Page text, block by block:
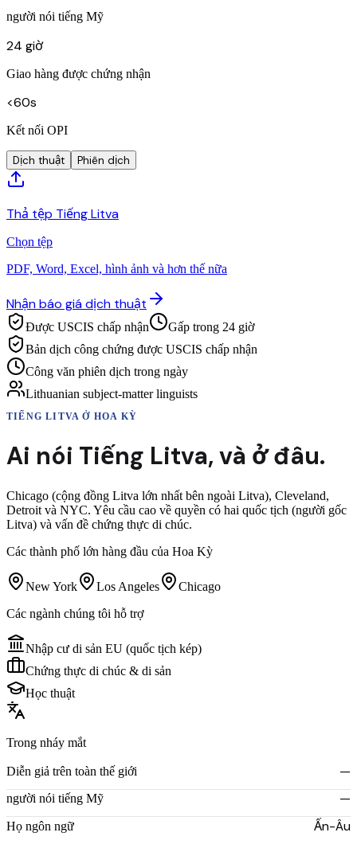
người nói tiếng Mỹ
24 giờ
Giao hàng được chứng nhận
<60s
Kết nối OPI
Dịch thuật Phiên dịch
Thả tệp Tiếng Litva
Chọn tệp
PDF, Word, Excel, hình ảnh và hơn thế nữa
Nhận báo giá dịch thuật
Được USCIS chấp nhận
Gấp trong 24 giờ
Bản dịch công chứng được USCIS chấp nhận
Công văn phiên dịch trong ngày
Lithuanian subject-matter linguists
TIẾNG LITVA Ở HOA KỲ
Ai nói Tiếng Litva, và ở đâu.
Chicago (cộng đồng Litva lớn nhất bên ngoài Litva), Cleveland,
Detroit và NYC. Yêu cầu cao về quyền có hai quốc tịch (người gốc
Litva) và vấn đề chứng thực di chúc.
Các thành phố lớn hàng đầu của Hoa Kỳ
New York Los Angeles
Chicago
Các ngành chúng tôi hỗ trợ
Nhập cư di sản EU (quốc tịch kép)
Chứng thực di chúc & di sản
Học thuật
Trong nháy mắt
Diễn giả trên toàn thế giới —
người nói tiếng Mỹ —
Họ ngôn ngữ Ấn-Âu